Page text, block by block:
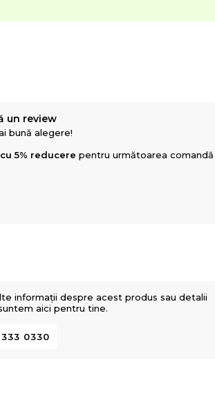
un review
bună alegere!
5% reducere pentru următoarea comandă
informații despre acest produs sau detalii
aici pentru tine.
333 0330